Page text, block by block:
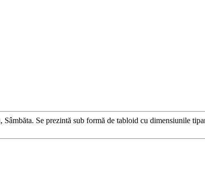
Se prezintă sub formă de tabloid cu dimensiunile